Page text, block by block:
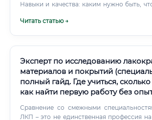
Навыки и качества: каким нужно быть,
знания языка недостаточно.
Читать статью →
Эксперт по исследованию
материалов и покрытий
полный гайд. Где учиться,
как найти первую работу без
Сравнение со смежными
ЛКП – это не единственная профессия